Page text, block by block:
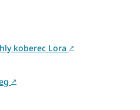
koberec Lora ↗
↗